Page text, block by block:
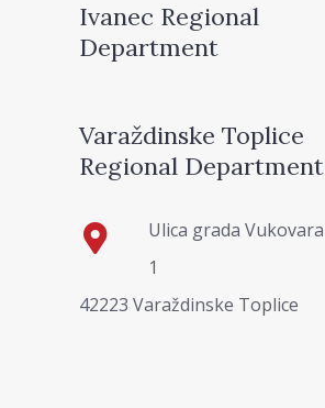
Ivanec Regional
Department
Varaždinske Toplice
Regional Department
Ulica grada Vukovara
1
42223 Varaždinske Toplice